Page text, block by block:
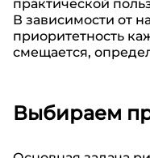
практической
В зависимости от
приоритетность
смещается,
Выбираем